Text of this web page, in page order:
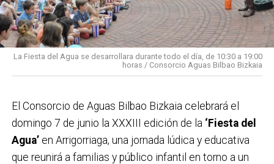
La Fiesta del Agua se desarrollara durante todo el día, de 10:30 a 19:00
horas / Consorcio Aguas Bilbao Bizkaia
El Consorcio de Aguas Bilbao Bizkaia celebrará el
domingo 7 de junio la XXXIII edición de la ‘Fiesta del
Agua’en Arrigorriaga, una jornada lúdica y educativa
que reunirá a familias y público infantil en torno a un